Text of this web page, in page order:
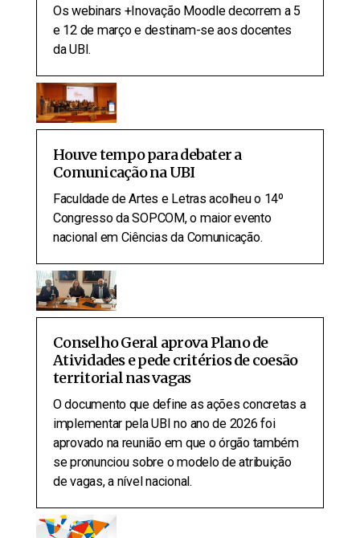
Os webinars +Inovação Moodle decorrem a 5
e 12 de março e destinam-se aos docentes
da UBI.
Houve tempo para debater a
Comunicação na UBI
Faculdade de Artes e Letras acolheu o 14º
Congresso da SOPCOM, o maior evento
nacional em Ciências da Comunicação.
Conselho Geral aprova Plano de
Atividades e pede critérios de coesão
territorial nas vagas
O documento que define as ações concretas a
implementar pela UBI no ano de 2026 foi
aprovado na reunião em que o órgão também
se pronunciou sobre o modelo de atribuição
de vagas, a nível nacional.